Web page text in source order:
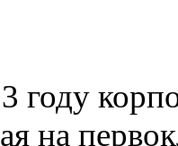
году
на